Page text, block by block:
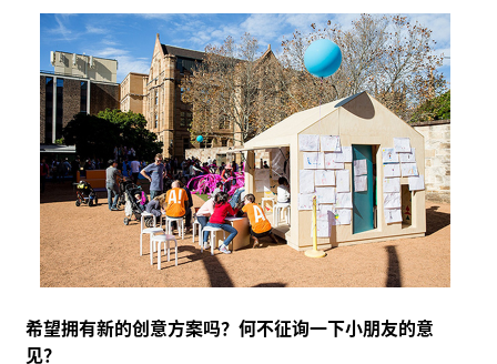
希望拥有新的创意方案吗？何不征询一下小朋友的意
见？